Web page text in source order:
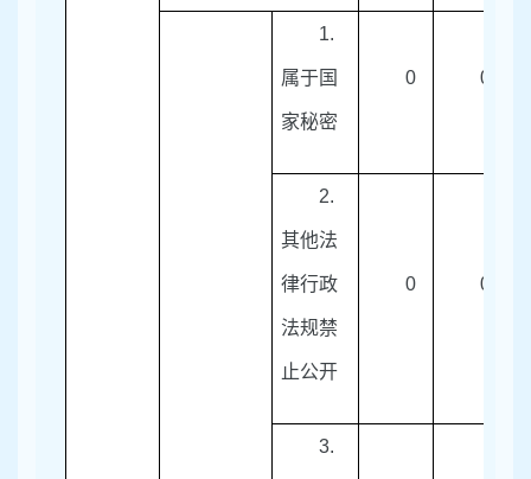
1.
属于国
家秘密
0 0
2.
其他法
律行政
法规禁
止公开
0 0
3.